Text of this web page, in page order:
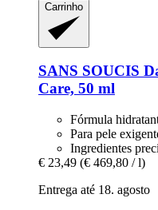
Carrinho
SANS SOUCIS
Care, 50 ml
Fórmula
Para pele
Ingredientes
€ 23,49 (€ 469,80 / l)
Entrega até 18. agosto